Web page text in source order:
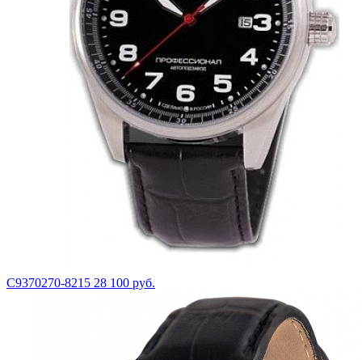
С9370270-8215 28 100 руб.